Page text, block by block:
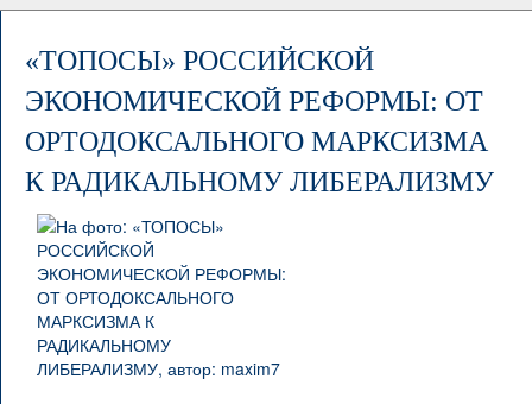
«ТОПОСЫ» РОССИЙСКОЙ
ЭКОНОМИЧЕСКОЙ РЕФОРМЫ: ОТ
ОРТОДОКСАЛЬНОГО МАРКСИЗМА
К РАДИКАЛЬНОМУ ЛИБЕРАЛИЗМУ